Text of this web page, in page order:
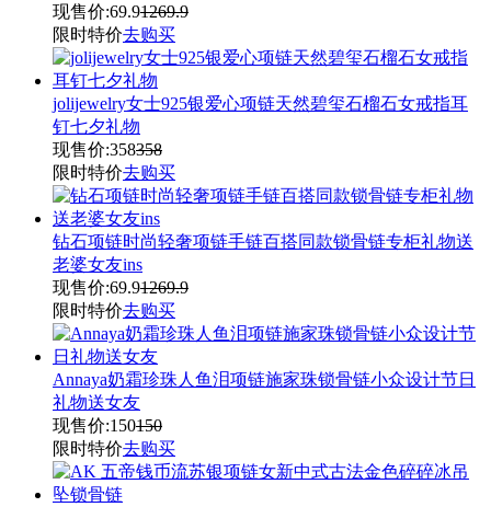
现售价:69.91269.9
限时特价去购买
jolijewelry女士925银爱心项链天然碧玺石榴石女戒指耳
钉七夕礼物
现售价:358358
限时特价去购买
钻石项链时尚轻奢项链手链百搭同款锁骨链专柜礼物送
老婆女友ins
现售价:69.91269.9
限时特价去购买
Annaya奶霜珍珠人鱼泪项链施家珠锁骨链小众设计节日
礼物送女友
现售价:150150
限时特价去购买